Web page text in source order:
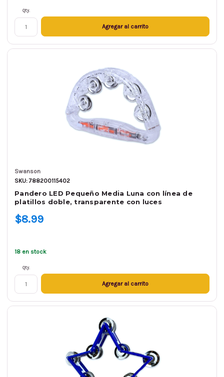
Qty.
Agregar al carrito
Swanson
SKU: 788200115402
Pandero LED Pequeño Media Luna con línea de
platillos doble, transparente con luces
$8.99
18 en stock
Qty.
Agregar al carrito